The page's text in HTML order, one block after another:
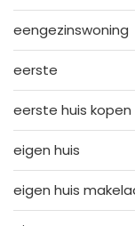
eengezinswoning
eerste
eerste huis kopen
eigen huis
eigen huis